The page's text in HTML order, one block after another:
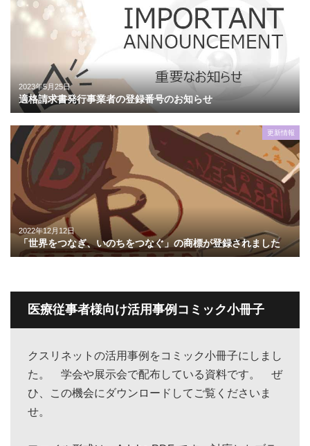
2023年5月25日
適格請求書発行事業者の登録番号のお知らせ
更新情報
2022年12月12日
「世界をつなぎ、いのちをつなぐ」の商標が登録されました
医療従事者様向け活用事例コミック小冊子
クスリネットの活用事例をコミック小冊子にしまし
た。 学会や展示会で配布している資料です。 ぜ
ひ、この機会にダウンロードしてご覧くださいま
せ。